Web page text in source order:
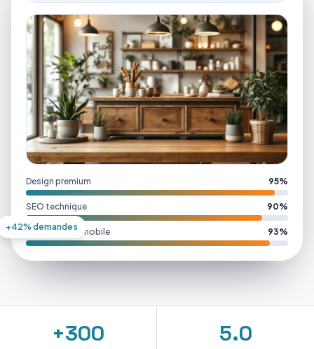
Design premium 95%
SEO technique 90%
Performance mobile 93%
+42% demandes
+300 5.0